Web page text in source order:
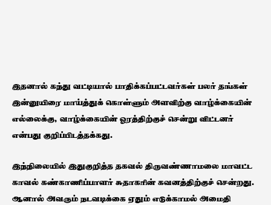
இதனால் கந்து வட்டியால் பாதிக்கப்பட்டவர்கள் பலர் தங்கள்
இன்னுயிரை மாய்த்துக் கொள்ளும் அளவிற்கு வாழ்க்கையின்
எல்லைக்கு, வாழ்க்கையின் ஓரத்திற்குச் சென்று விட்டனர்
என்பது குறிப்பிடத்தக்கது.
இந்நிலையில் இதுகுறித்த தகவல் திருவண்ணாமலை மாவட்ட
காவல் கண்காணிப்பாளர் சுதாகரின் கவனத்திற்குச் சென்றது.
ஆனால் அவரும் நடவடிக்கை ஏதும் எடுக்காமல் அமைதி